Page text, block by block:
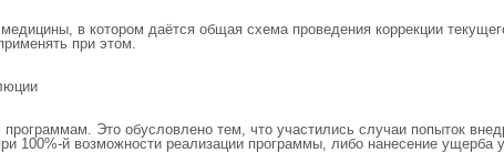
в котором даётся общая схема проведения коррекции
при этом.
Это обусловлено тем, что участились случаи попыток
100%-й возможности реализации программы, либо нанесение ущерба